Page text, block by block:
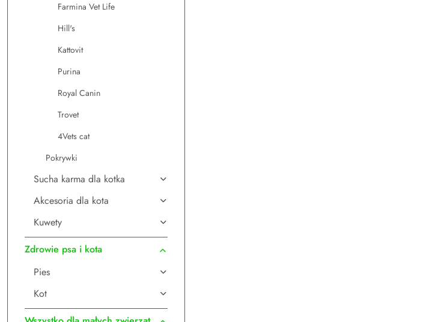
Farmina Vet Life
Hill's
Kattovit
Purina
Royal Canin
Trovet
4Vets cat
Pokrywki
Sucha karma dla kotka
Akcesoria dla kota
Kuwety
Zdrowie psa i kota
Pies
Kot